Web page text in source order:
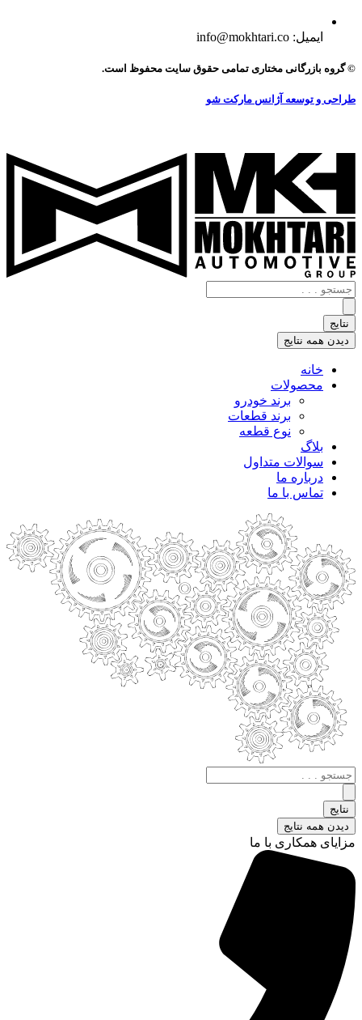
ایمیل: info@mokhtari.co
© گروه بازرگانی مختاری تمامی حقوق سایت محفوظ است.
طراحی و توسعه آژانس مارکت شو
جستجو
.
.
.
نتایج
دیدن همه نتایج
خانه
محصولات
برند خودرو
برند قطعات
نوع قطعه
بلاگ
سوالات متداول
درباره ما
تماس با ما
جستجو
.
.
.
نتایج
دیدن همه نتایج
مزایای همکاری با ما